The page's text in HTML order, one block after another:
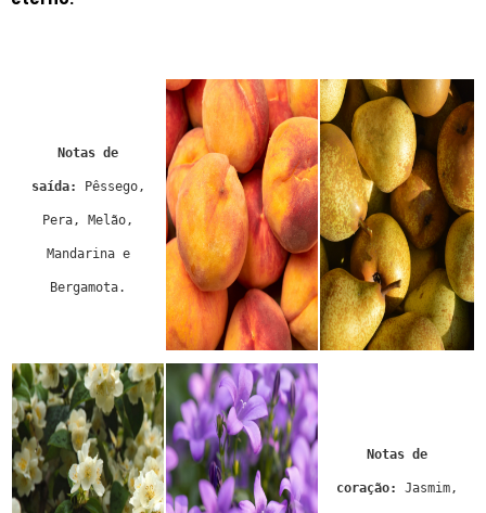
Notas de
saída: Pêssego,
Pera, Melão,
Mandarina e
Bergamota.
Notas de
coração: Jasmim,